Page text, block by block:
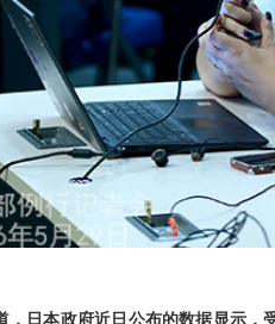
，日本政府近日公布的数据显示